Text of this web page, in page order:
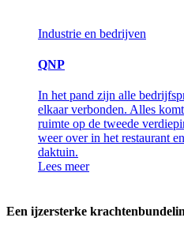
Industrie en bedrijven
QNP
In het pand zijn alle
elkaar verbonden. Alles
ruimte op de tweede
weer over in het restaurant
daktuin.
Lees meer
Een ijzersterke